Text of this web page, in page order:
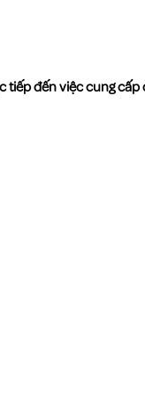
tiếp đến việc cung cấp